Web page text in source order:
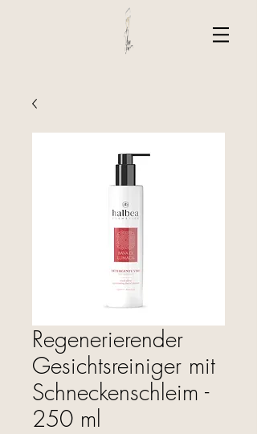
Regenerierender
Gesichtsreiniger mit
Schneckenschleim -
250 ml